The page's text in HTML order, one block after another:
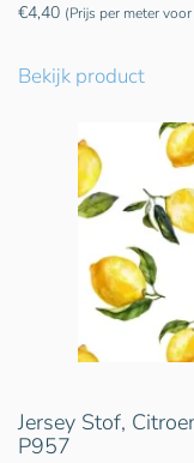
€4,40 (Prijs per meter
Bekijk product
Jersey Stof,
P957